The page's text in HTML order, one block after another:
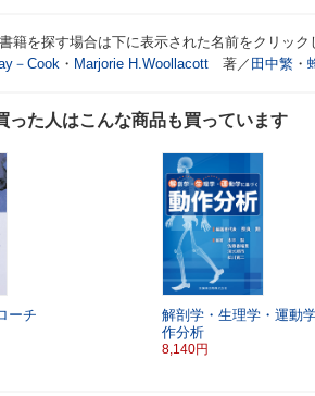
籍を探す場合は下に表示された名前をクリック
－Cook ・ Marjorie H.Woollacott 著／ 田中繁 ・
った人はこんな商品も買っています
ーチ
解剖学・生理学・運動
作分析
8,140円